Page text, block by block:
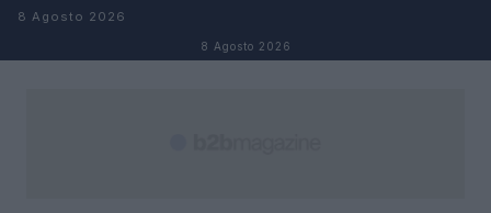
Salta al contenuto
8 Agosto 2026
8 Agosto 2026